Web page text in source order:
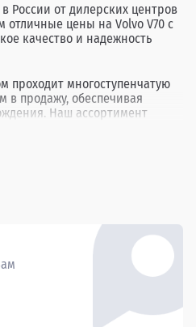
России от дилерских центров
отличные цены на Volvo V70 с
качество и надежность
проходит многоступенчатую
в продажу, обеспечивая
Наш ассортимент
для каждого клиента.